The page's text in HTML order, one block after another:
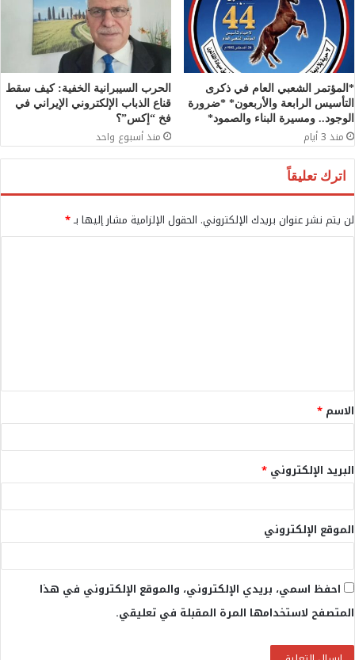
*المؤتمر الشعبي العام في ذكرى
التأسيس الرابعة والأربعون* *ضرورة
الوجود.. ومسيرة البناء والصمود*
منذ 3 أيام
الحرب السيبرانية الخفية: كيف سقط
قناع الذباب الإلكتروني الإيراني في
فخ “إكس”؟
منذ أسبوع واحد
اترك تعليقاً
لن يتم نشر عنوان بريدك الإلكتروني. الحقول الإلزامية مشار إليها بـ*
ق
*
الاسم *
البريد الإلكتروني *
الموقع الإلكتروني
احفظ اسمي، بريدي الإلكتروني، والموقع الإلكتروني في هذا
المتصفح لاستخدامها المرة المقبلة في تعليقي.